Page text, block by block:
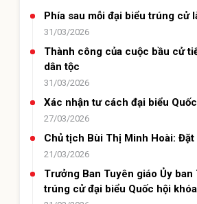
Phía sau mỗi đại biểu trúng cử
31/03/2026
Thành công của cuộc bầu cử
dân tộc
31/03/2026
Xác nhận tư cách đại biểu
27/03/2026
Chủ tịch Bùi Thị Minh Hoài:
21/03/2026
Trưởng Ban Tuyên giáo Ủy
trúng cử đại biểu Quốc hội